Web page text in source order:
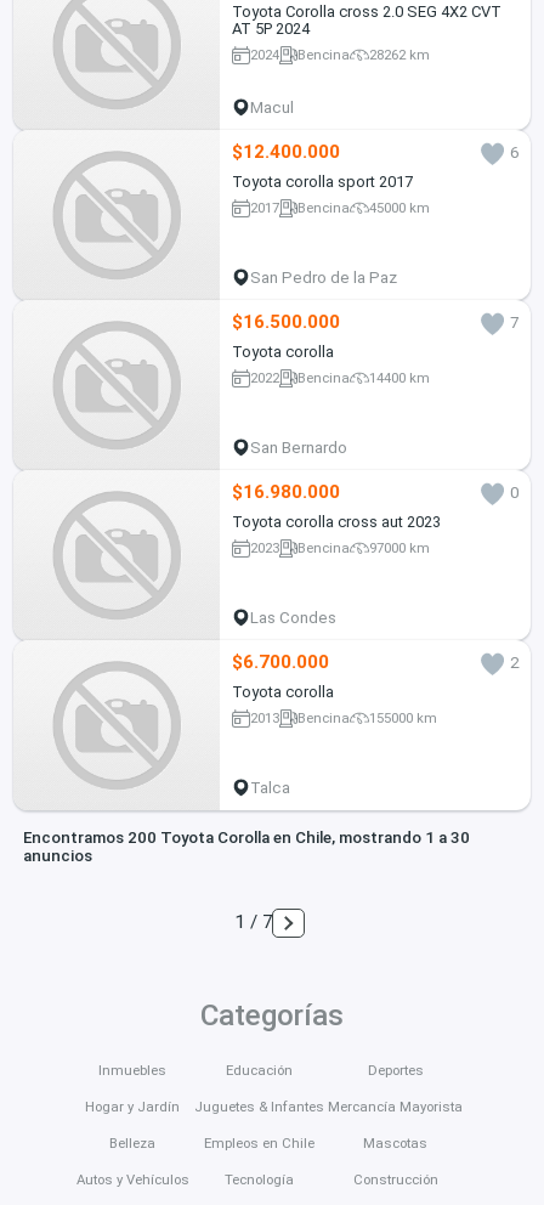
Toyota Corolla cross 2.0 SEG 4X2 CVT
AT 5P 2024
2024 Bencina 28262 km
Macul
$12.400.000
6
Toyota corolla sport 2017
2017 Bencina 45000 km
San Pedro de la Paz
$16.500.000
7
Toyota corolla
2022 Bencina 14400 km
San Bernardo
$16.980.000
0
Toyota corolla cross aut 2023
2023 Bencina 97000 km
Las Condes
$6.700.000
2
Toyota corolla
2013 Bencina 155000 km
Talca
Encontramos 200 Toyota Corolla en Chile, mostrando 1 a 30
anuncios
1 / 7
Categorías
Inmuebles
Hogar y Jardín
Belleza
Autos y Vehículos
Educación
Juguetes & Infantes
Empleos en Chile
Tecnología
Deportes
Mercancía Mayorista
Mascotas
Construcción